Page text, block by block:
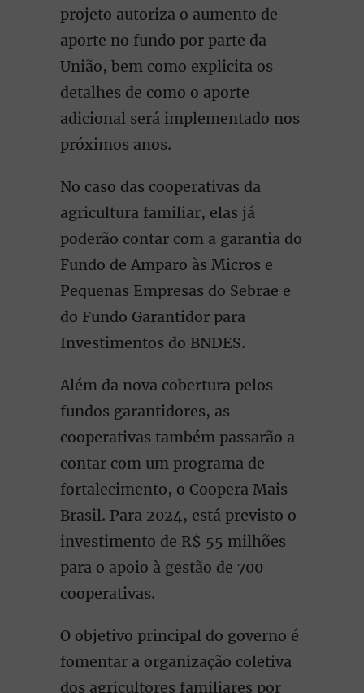
projeto autoriza o aumento de
aporte no fundo por parte da
União, bem como explicita os
detalhes de como o aporte
adicional será implementado nos
próximos anos.
No caso das cooperativas da
agricultura familiar, elas já
poderão contar com a garantia do
Fundo de Amparo às Micros e
Pequenas Empresas do Sebrae e
do Fundo Garantidor para
Investimentos do BNDES.
Além da nova cobertura pelos
fundos garantidores, as
cooperativas também passarão a
contar com um programa de
fortalecimento, o Coopera Mais
Brasil. Para 2024, está previsto o
investimento de R$ 55 milhões
para o apoio à gestão de 700
cooperativas.
O objetivo principal do governo é
fomentar a organização coletiva
dos agricultores familiares por